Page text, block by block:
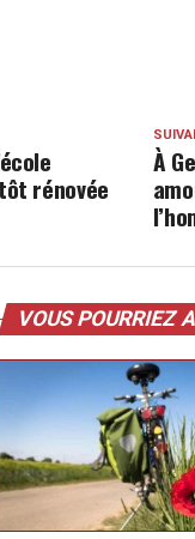
À
rénovée
VOUS POURRIEZ